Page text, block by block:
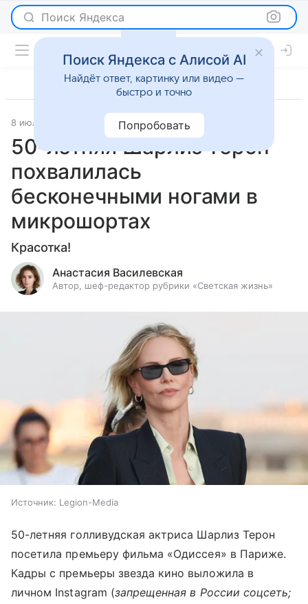
Поиск Яндекса
8 июля 2026 Светская жизнь
50-летняя Шарлиз Терон
похвалилась
бесконечными ногами в
микрошортах
Красотка!
Анастасия Василевская
Автор, шеф-редактор рубрики «Светская жизнь»
Источник: Legion-Media
50-летняя голливудская актриса Шарлиз Терон
посетила премьеру фильма «Одиссея» в Париже.
Кадры с премьеры звезда кино выложила в
личном Instagram (запрещенная в России соцсеть;
Поиск Яндекса с Алисой AI
Найдёт ответ, картинку или видео —
быстро и точно
Попробовать